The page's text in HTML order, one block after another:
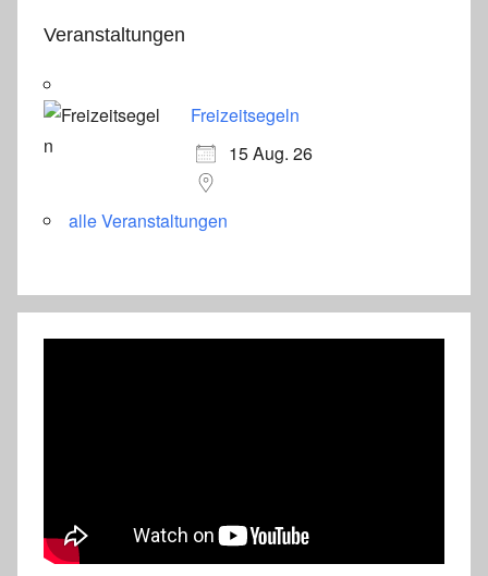
Veranstaltungen
Freizeitsegeln
15 Aug. 26
alle Veranstaltungen